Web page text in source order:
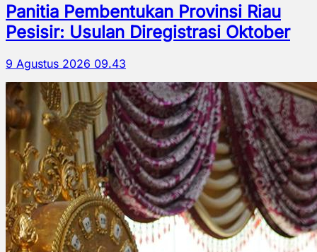
Panitia Pembentukan Provinsi Riau
Pesisir: Usulan Diregistrasi Oktober
9 Agustus 2026 09.43